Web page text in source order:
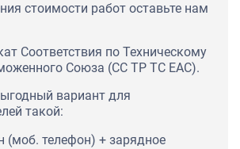
стоимости работ оставьте нам
Соответствия по Техническому
Союза (СС ТР ТС ЕАС).
вариант для
такой:
(моб. телефон) + зарядное